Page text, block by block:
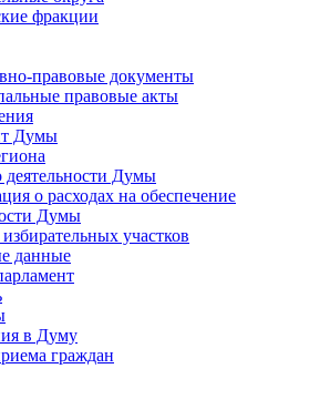
фракции
правовые документы
правовые акты
Думы
деятельности Думы
о расходах на обеспечение
Думы
участков
данные
в Думу
граждан